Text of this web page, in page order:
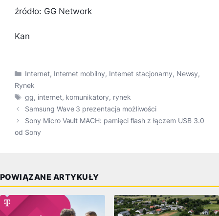
źródło: GG Network
Kan
Kategorie
Internet, Internet mobilny, Internet stacjonarny, Newsy,
Rynek
Tagi
gg, internet, komunikatory, rynek
Samsung Wave 3 prezentacja możliwości
Sony Micro Vault MACH: pamięci flash z łączem USB 3.0
od Sony
POWIĄZANE ARTYKUŁY